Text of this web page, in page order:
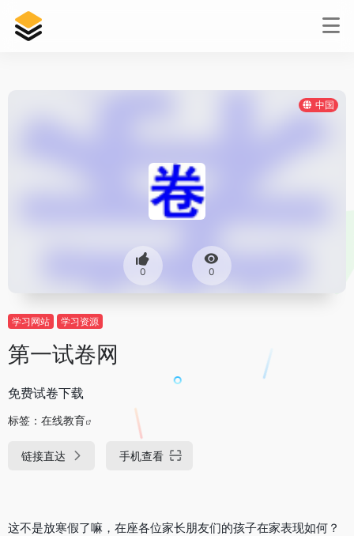
中国
0 0
学习网站 学习资源
第一试卷网
免费试卷下载
标签： 在线教育
链接直达 手机查看
这不是放寒假了嘛，在座各位家长朋友们的孩子在家表现如何？